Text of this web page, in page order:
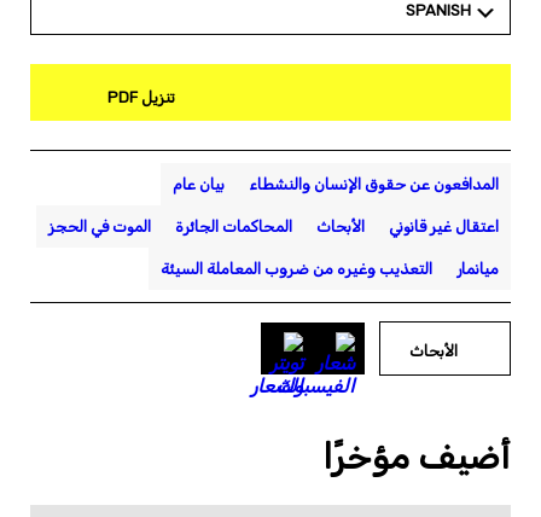
SPANISH
تنزيل PDF
المدافعون عن حقوق الإنسان والنشطاء بيان عام
اعتقال غير قانوني الأبحاث المحاكمات الجائرة الموت في الحجز
ميانمار التعذيب وغيره من ضروب المعاملة السيئة
الأبحاث
أضيف مؤخرًا